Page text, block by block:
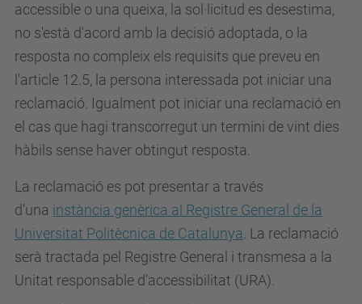
accessible o una queixa, la sol·licitud es desestima,
no s'està d'acord amb la decisió adoptada, o la
resposta no compleix els requisits que preveu en
l'article 12.5, la persona interessada pot iniciar una
reclamació. Igualment pot iniciar una reclamació en
el cas que hagi transcorregut un termini de vint dies
hàbils sense haver obtingut resposta.
La reclamació es pot presentar a través
d'una instància genèrica al Registre General de la
Universitat Politècnica de Catalunya . La reclamació
serà tractada pel Registre General i transmesa a la
Unitat responsable d'accessibilitat (URA).